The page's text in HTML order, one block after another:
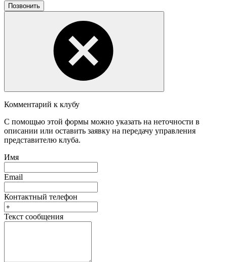
Позвонить
Комментарий к клубу
С помощью этой формы можно указать на неточности в
описании или оставить заявку на передачу управления
представителю клуба.
Имя
Email
Контактный телефон
Текст сообщения